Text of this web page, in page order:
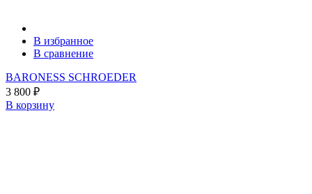
В избранное
В сравнение
BARONESS SCHROEDER
3 800 ₽
В корзину